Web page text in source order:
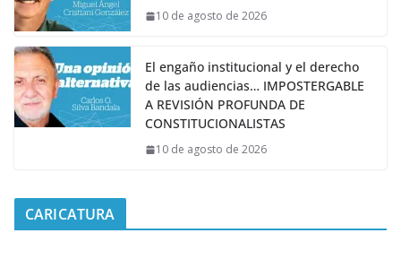
10 de agosto de 2026
El engaño institucional y el derecho
de las audiencias… IMPOSTERGABLE
A REVISIÓN PROFUNDA DE
CONSTITUCIONALISTAS
10 de agosto de 2026
CARICATURA